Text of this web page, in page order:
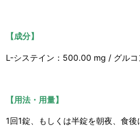
【成分】
L-システイン：500.00 mg / グル
【用法・用量】
1回1錠、もしくは半錠を朝夜、食